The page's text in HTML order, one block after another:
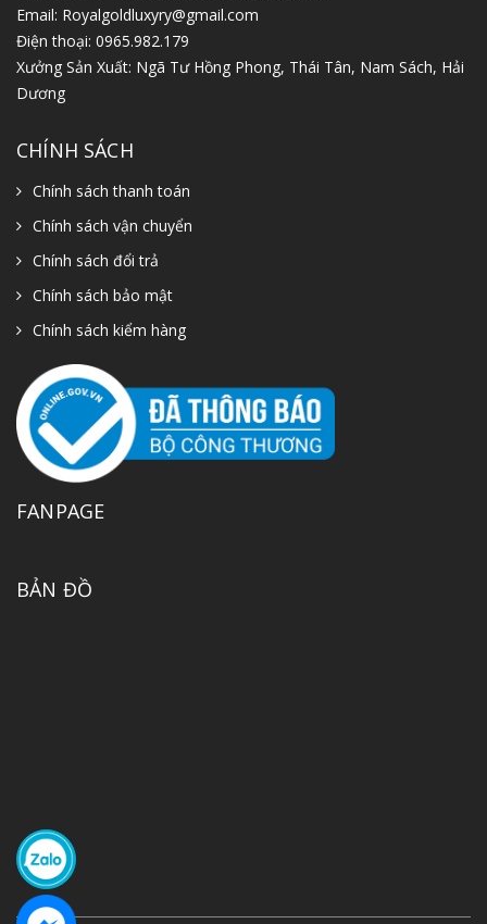
Email: Royalgoldluxyry@gmail.com
Điện thoại: 0965.982.179
Xưởng Sản Xuất: Ngã Tư Hồng Phong, Thái Tân, Nam Sách, Hải
Dương
CHÍNH SÁCH
Chính sách thanh toán
Chính sách vận chuyển
Chính sách đổi trả
Chính sách bảo mật
Chính sách kiểm hàng
FANPAGE
BẢN ĐỒ